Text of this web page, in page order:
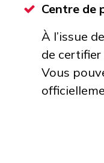
Centre de
À l’issue
de
Vous